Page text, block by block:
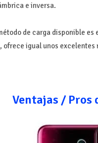
e inversa.
de carga disponible es
, ofrece igual unos
Ventajas / Pros